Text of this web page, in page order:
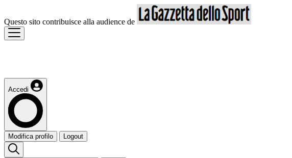
Questo sito contribuisce alla audience de
Accedi
Modifica profilo Logout